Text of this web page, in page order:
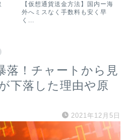
【仮想通貨送金方法】国内ー海
外へミスなく手数料も安く早
く...
落！チャートから見
下落した理由や原
2021年12月5日